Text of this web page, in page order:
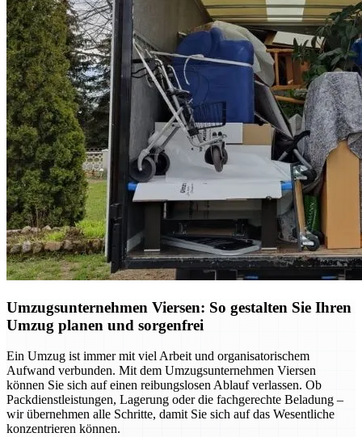
Umzugsunternehmen Viersen: So gestalten Sie Ihren
Umzug planen und sorgenfrei
Ein Umzug ist immer mit viel Arbeit und organisatorischem
Aufwand verbunden. Mit dem Umzugsunternehmen Viersen
können Sie sich auf einen reibungslosen Ablauf verlassen. Ob
Packdienstleistungen, Lagerung oder die fachgerechte Beladung –
wir übernehmen alle Schritte, damit Sie sich auf das Wesentliche
konzentrieren können.